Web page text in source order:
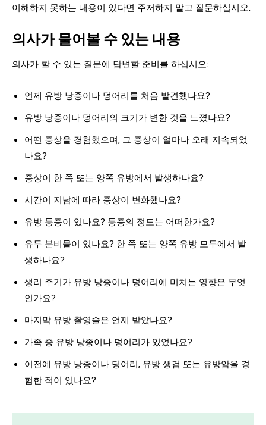
이해하지 못하는 내용이 있다면 주저하지 말고 질문하십시오.
의사가 물어볼 수 있는 내용
의사가 할 수 있는 질문에 답변할 준비를 하십시오:
언제 유방 낭종이나 덩어리를 처음 발견했나요?
유방 낭종이나 덩어리의 크기가 변한 것을 느꼈나요?
어떤 증상을 경험했으며, 그 증상이 얼마나 오래 지속되었
나요?
증상이 한 쪽 또는 양쪽 유방에서 발생하나요?
시간이 지남에 따라 증상이 변화했나요?
유방 통증이 있나요? 통증의 정도는 어떠한가요?
유두 분비물이 있나요? 한 쪽 또는 양쪽 유방 모두에서 발
생하나요?
생리 주기가 유방 낭종이나 덩어리에 미치는 영향은 무엇
인가요?
마지막 유방 촬영술은 언제 받았나요?
가족 중 유방 낭종이나 덩어리가 있었나요?
이전에 유방 낭종이나 덩어리, 유방 생검 또는 유방암을 경
험한 적이 있나요?